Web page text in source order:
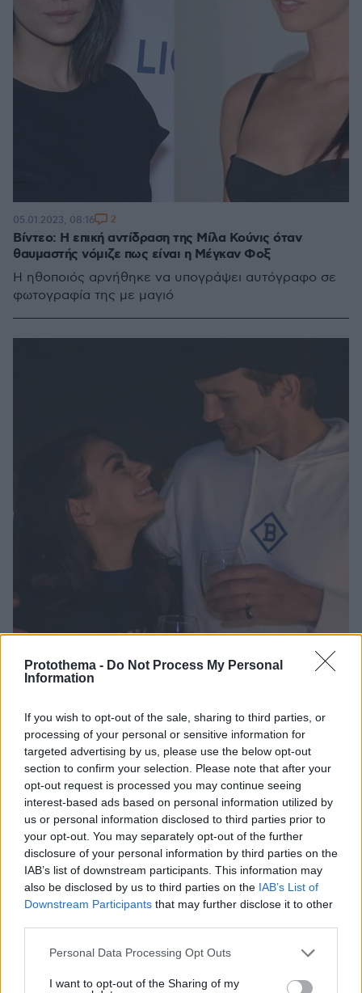
Protothema - Do Not Process My Personal
Information
If you wish to opt-out of the sale, sharing to third parties, or
processing of your personal or sensitive information for
targeted advertising by us, please use the below opt-out
section to confirm your selection. Please note that after your
opt-out request is processed you may continue seeing
interest-based ads based on personal information utilized by
us or personal information disclosed to third parties prior to
your opt-out. You may separately opt-out of the further
disclosure of your personal information by third parties on the
IAB’s list of downstream participants. This information may
also be disclosed by us to third parties on the IAB’s List of
Downstream Participants that may further disclose it to other
Please note that this website/app uses one or more Google
not limited to your visit or usage behaviour. You may click to
Personal Data Processing Opt Outs
I want to opt-out of the Sharing of my
Βίντεο: Η επική αντίδραση της Μίλα Κούνις όταν
θαυμαστής νόμιζε πως είναι η Μέγκαν Φοξ
Η ηθοποιός αρνήθηκε να υπογράψει αυτόγραφο σε
φωτογραφία της με μαγιό
05.01.2023, 08:16 2
Η ιστορία πίσω από το πρώτο «σ'αγαπώ» που είπε στη
Μίλα Κούνις ο Άστον Κούτσερ
Η ηθοποιός περιέγραψε την πρώτη φορά που άκουσε
«σ'αγαπώ» από τον σύζυγό της, πριν από 10 χρόνια